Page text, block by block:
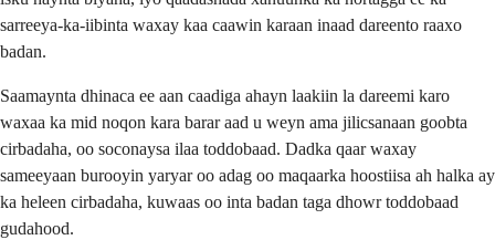
sarreeya-ka-iibinta waxay kaa caawin karaan inaad dareento raaxo
badan.
Saamaynta dhinaca ee aan caadiga ahayn laakiin la dareemi karo
waxaa ka mid noqon kara barar aad u weyn ama jilicsanaan goobta
cirbadaha, oo soconaysa ilaa toddobaad. Dadka qaar waxay
sameeyaan burooyin yaryar oo adag oo maqaarka hoostiisa ah halka ay
ka heleen cirbadaha, kuwaas oo inta badan taga dhowr toddobaad
gudahood.